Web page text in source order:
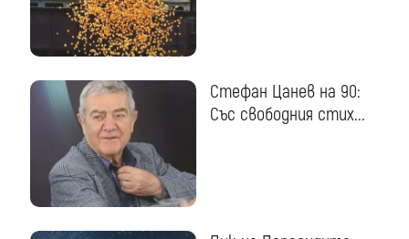
Стефан Цанев на 90:
Със свободния стих...